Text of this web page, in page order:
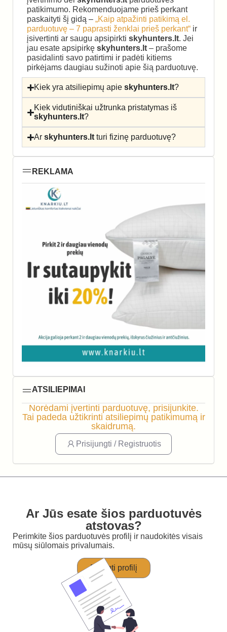
patikimumo. Rekomenduojame prieš perkant
paskaityti šį gidą – „Kaip atpažinti patikimą el.
parduotuvę – 7 paprasti ženklai prieš perkant“ ir
įsivertinti ar saugu apsipirkti skyhunters.lt. Jei
jau esate apsipirkę skyhunters.lt – prašome
pasidalinti savo patirtimi ir padėti kitiems
pirkėjams daugiau sužinoti apie šią parduotuvę.
Kiek yra atsiliepimų apieskyhunters.lt?
Kiek vidutiniškai užtrunka pristatymas iš
skyhunters.lt?
Arskyhunters.lt turi fizinę parduotuvę?
REKLAMA
ATSILIEPIMAI
Norėdami įvertinti parduotuvę, prisijunkite.
Tai padeda užtikrinti atsiliepimų patikimumą ir
skaidrumą.
Prisijungti / Registruotis
Ar Jūs esate šios parduotuvės
atstovas?
Perimkite šios parduotuvės profilį ir naudokitės visais
mūsų siūlomais privalumais.
Perimti profilį